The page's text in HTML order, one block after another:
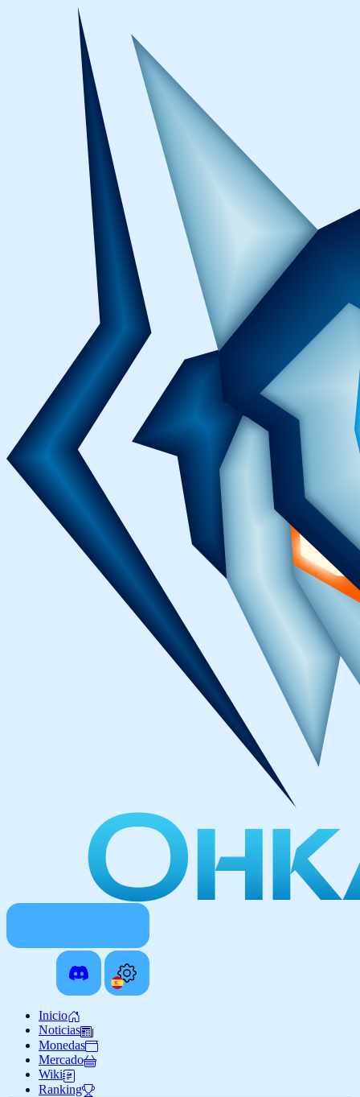
Inicio
Noticias
Monedas
Mercado
Wiki
Ranking